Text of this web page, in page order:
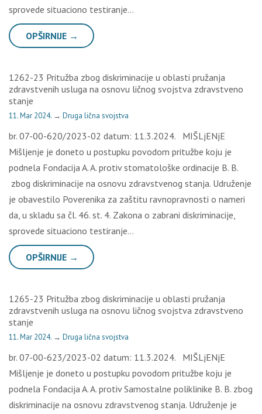
sprovede situaciono testiranje…
OPŠIRNIJE →
1262-23 Pritužba zbog diskriminacije u oblasti pružanja
zdravstvenih usluga na osnovu ličnog svojstva zdravstveno
stanje
11. Mar 2024. → Druga lična svojstva
br. 07-00-620/2023-02 datum: 11.3.2024. MIŠLjENjE
Mišljenje je doneto u postupku povodom pritužbe koju je
podnela Fondacija A. A. protiv stomatološke ordinacije B. B.
zbog diskriminacije na osnovu zdravstvenog stanja. Udruženje
je obavestilo Poverenika za zaštitu ravnopravnosti o nameri
da, u skladu sa čl. 46. st. 4. Zakona o zabrani diskriminacije,
sprovede situaciono testiranje…
OPŠIRNIJE →
1265-23 Pritužba zbog diskriminacije u oblasti pružanja
zdravstvenih usluga na osnovu ličnog svojstva zdravstveno
stanje
11. Mar 2024. → Druga lična svojstva
br. 07-00-623/2023-02 datum: 11.3.2024. MIŠLjENjE
Mišljenje je doneto u postupku povodom pritužbe koju je
podnela Fondacija A. A. protiv Samostalne poliklinike B. B. zbog
diskriminacije na osnovu zdravstvenog stanja. Udruženje je